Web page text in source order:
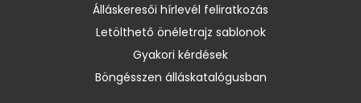
Álláskeresői hírlevél feliratkozás
Letölthető önéletrajz sablonok
Gyakori kérdések
Böngésszen álláskatalógusban